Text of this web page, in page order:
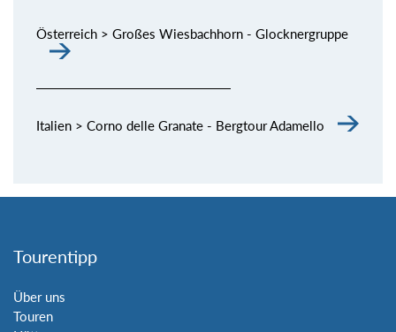
Österreich > Großes Wiesbachhorn - Glocknergruppe
Italien > Corno delle Granate - Bergtour Adamello
Tourentipp
Über uns
Touren